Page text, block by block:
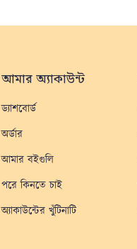
আমার অ্যাকাউন্ট
ড্যাশবোর্ড
অর্ডার
আমার বইগুলি
পরে কিনতে চাই
অ্যাকাউন্টের খুঁটিনাটি